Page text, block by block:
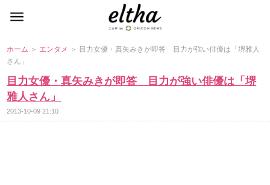
ホーム ＞ エンタメ ＞ 目力女優・真矢みきが即答 目力が強い俳優は「堺雅人
さん」
目力女優・真矢みきが即答 目力が強い俳優は「堺
雅人さん」
2013-10-09 21:10